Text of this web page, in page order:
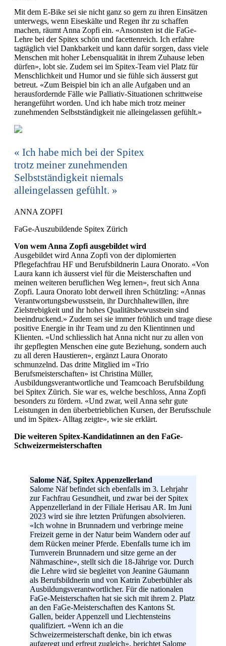
Mit dem E-Bike sei sie nicht ganz so gern zu ihren Einsätzen
unterwegs, wenn Eiseskälte und Regen ihr zu schaffen
machen, räumt Anna Zopfi ein. «Ansonsten ist die FaGe-
Lehre bei der Spitex schön und facettenreich. Ich erfahre
tagtäglich viel Dankbarkeit und kann dafür sorgen, dass viele
Menschen mit hoher Lebensqualität in ihrem Zuhause leben
dürfen», lobt sie. Zudem sei im Spitex-Team viel Platz für
Menschlichkeit und Humor und sie fühle sich äusserst gut
betreut. «Zum Beispiel bin ich an alle Aufgaben und an
herausfordernde Fälle wie Palliativ-Situationen schrittweise
herangeführt worden. Und ich habe mich trotz meiner
zunehmenden Selbstständigkeit nie alleingelassen gefühlt.»
Ich habe mich bei der Spitex
trotz meiner zunehmenden
Selbstständigkeit niemals
alleingelassen gefühlt.
ANNA ZOPFI
FaGe-Auszubildende Spitex Zürich
Von wem Anna Zopfi ausgebildet wird
Ausgebildet wird Anna Zopfi von der diplomierten
Pflegefachfrau HF und Berufsbildnerin Laura Onorato. «Von
Laura kann ich äusserst viel für die Meisterschaften und
meinen weiteren beruflichen Weg lernen», freut sich Anna
Zopfi. Laura Onorato lobt derweil ihren Schützling: «Annas
Verantwortungsbewusstsein, ihr Durchhaltewillen, ihre
Zielstrebigkeit und ihr hohes Qualitätsbewusstsein sind
beeindruckend.» Zudem sei sie immer fröhlich und trage diese
positive Energie in ihr Team und zu den Klientinnen und
Klienten. «Und schliesslich hat Anna nicht nur zu allen von
ihr gepflegten Menschen eine gute Beziehung, sondern auch
zu all deren Haustieren», ergänzt Laura Onorato
schmunzelnd. Das dritte Mitglied im «Trio
Berufsmeisterschaften» ist Christina Müller,
Ausbildungsverantwortliche und Teamcoach Berufsbildung
bei Spitex Zürich. Sie war es, welche beschloss, Anna Zopfi
besonders zu fördern. «Und zwar, weil Anna sehr gute
Leistungen in den überbetrieblichen Kursen, der Berufsschule
und im Spitex- Alltag zeigte», wie sie erklärt.
Die weiteren Spitex-Kandidatinnen an den FaGe-
Schweizermeisterschaften
Salome Näf, Spitex Appenzellerland
Salome Näf befindet sich ebenfalls im 3. Lehrjahr
zur Fachfrau Gesundheit, und zwar bei der Spitex
Appenzellerland in der Filiale Herisau AR. Im Juni
2023 wird sie ihre letzten Prüfungen absolvieren.
«Ich wohne in Brunnadern und verbringe meine
Freizeit gerne in der Natur beim Wandern oder auf
dem Rücken meiner Pferde. Ebenfalls turne ich im
Turnverein Brunnadern und sitze gerne an der
Nähmaschine», stellt sich die 18-Jährige vor. Durch
die Lehre wird sie begleitet von Jeanine Gäumann
als Berufsbildnerin und von Katrin Zuberbühler als
Ausbildungsverantwortlicher. Für die nationalen
FaGe-Meisterschaften hat sie sich mit ihrem 2. Platz
an den FaGe-Meisterschaften des Kantons St.
Gallen, beider Appenzell und Liechtensteins
qualifiziert. «Wenn ich an die
Schweizermeisterschaft denke, bin ich etwas
aufgeregt und erfreut zugleich», berichtet Salome